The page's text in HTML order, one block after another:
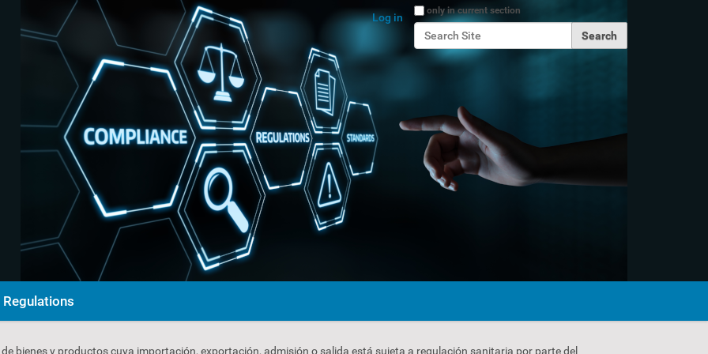
Search Site
only in current section
Advanced Search…
Log in
Regulations